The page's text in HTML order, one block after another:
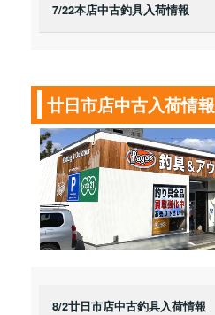
7/22本店中古釣具入荷情報
廿日市店中古入荷情報
8/2廿日市店中古釣具入荷情報